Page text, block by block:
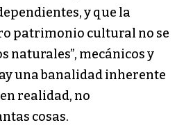
y que la
patrimonio cultural no se
naturales”, mecánicos y
una banalidad inherente
realidad, no
cosas.